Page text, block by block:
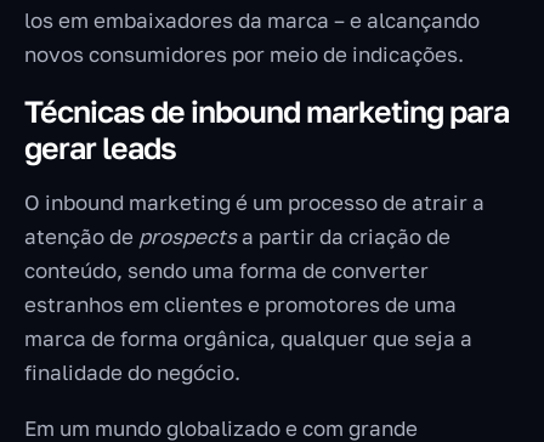
los em embaixadores da marca – e alcançando
novos consumidores por meio de indicações.
Técnicas de inbound marketing para
gerar leads
O inbound marketing é um processo de atrair a
atenção de prospectsa partir da criação de
conteúdo, sendo uma forma de converter
estranhos em clientes e promotores de uma
marca de forma orgânica, qualquer que seja a
finalidade do negócio.
Em um mundo globalizado e com grande